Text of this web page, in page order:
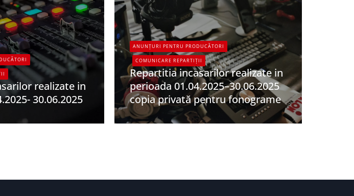
realizate in
30.06.2025
ANUNȚURI PENTRU PRODUCĂTORI
COMUNICARE REPARTIȚII
Repartitia incasarilor realizate in
perioada 01.04.2025–30.06.2025
copia privată pentru fonograme
UPFR